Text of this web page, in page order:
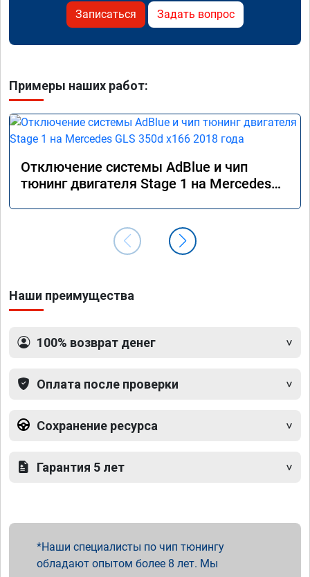
Записаться Задать вопрос
Примеры наших работ:
Отключение системы AdBlue и чип
тюнинг двигателя Stage 1 на Mercedes
Наши преимущества
100% возврат денег
Оплата после проверки
Сохранение ресурса
Гарантия 5 лет
Наши специалисты по чип тюнингу
обладают опытом более 8 лет. Мы